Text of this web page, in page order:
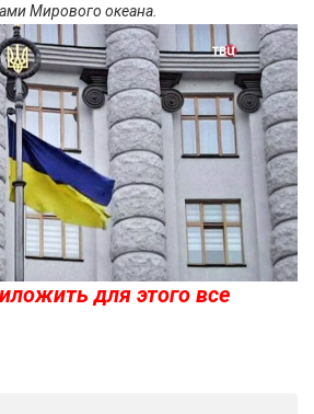
Мирового океана.
для этого все